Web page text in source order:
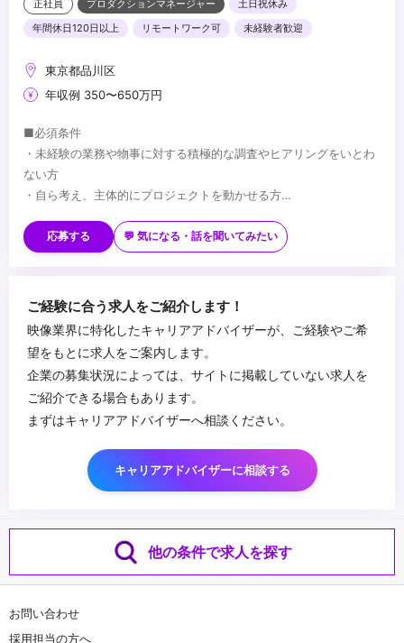
正社員 プロダクションマネージャー
土日祝休み
年間休日120日以上
リモートワーク可 未経験者歓迎
東京都品川区
年収例 350〜650万円
■必須条件
・未経験の業務や物事に対する積極的な調査やヒアリングをいとわ
ない方
・自ら考え、主体的にプロジェクトを動かせる方
・AP、PMなどの制作進行経験をお持ちの方
・楽曲制作に携わったことがある方
・Illustrator/Photoshopが使用できる方
...
応募する 💬 気になる・話を聞いてみたい
ご経験に合う求人をご紹介します！
映像業界に特化したキャリアアドバイザーが、ご経験やご希
望をもとに求人をご案内します。
企業の募集状況によっては、サイトに掲載していない求人を
ご紹介できる場合もあります。
まずはキャリアアドバイザーへ相談ください。
キャリアアドバイザーに相談する
他の条件で求人を探す
お問い合わせ
採用担当の方へ